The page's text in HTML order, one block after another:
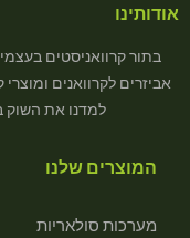
אודותינו
בתור קרוואניסטים
אביזרים לקרוואנים
למדנו את השוק
המוצרים שלנו
מערכות סולאריות